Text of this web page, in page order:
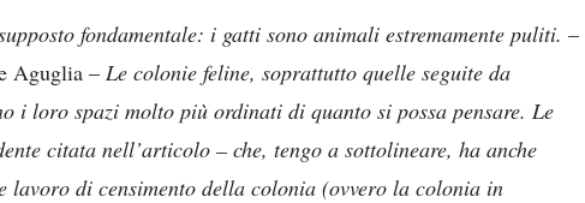
fondamentale: i gatti sono animali estremamente puliti. –
Aguglia – Le colonie feline, soprattutto quelle seguite da
i loro spazi molto più ordinati di quanto si possa pensare. Le
citata nell’articolo – che, tengo a sottolineare, ha anche
lavoro di censimento della colonia (ovvero la colonia in